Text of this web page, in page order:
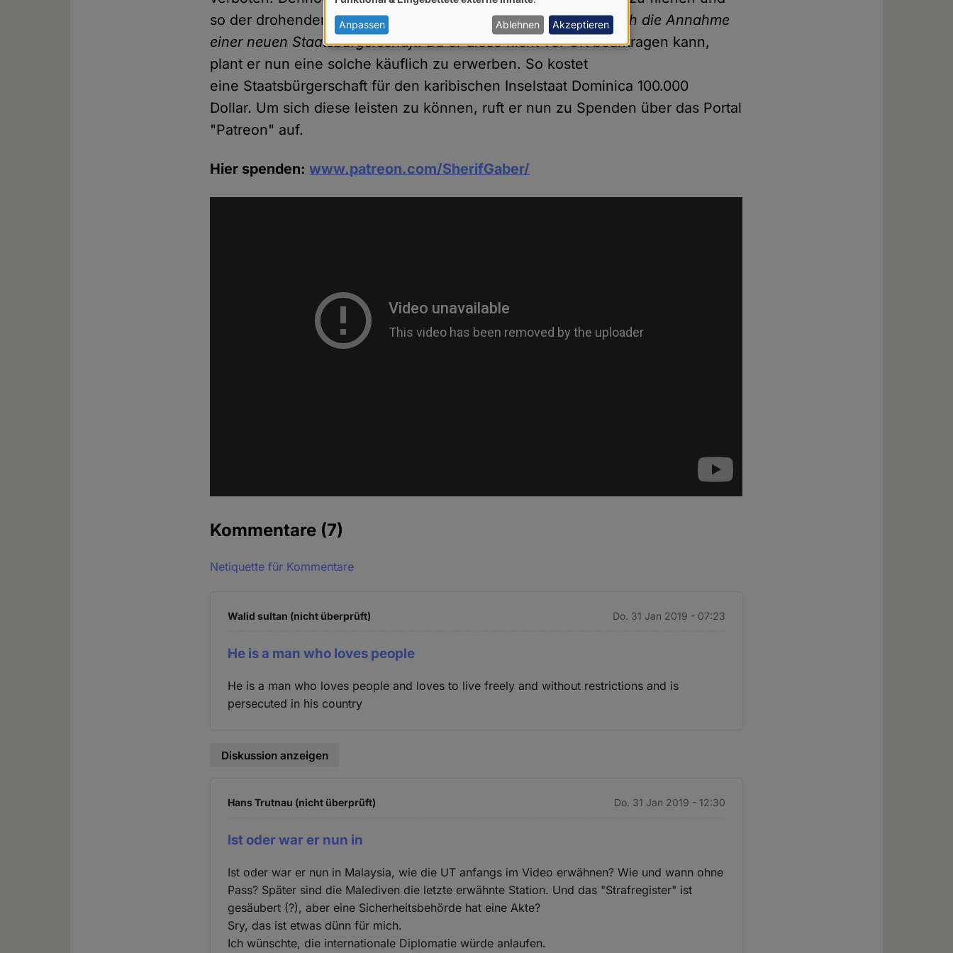
so der drohenden Gefängnisstrafe zu entgehen –nämlich durch die Annahme
einer neuen Staatsbürgerschaft. Da er diese nicht vor Ort beantragen kann,
plant er nun eine solche käuflich zu erwerben. So kostet
eine Staatsbürgerschaft für den karibischen Inselstaat Dominica 100.000
Dollar. Um sich diese leisten zu können, ruft er nun zu Spenden über das Portal
"Patreon" auf.
Hier spenden:www.patreon.com/SherifGaber/
Kommentare (7)
Netiquette für Kommentare
Walid sultan (nicht überprüft) Do. 31 Jan 2019 - 07:23
He is a man who loves people
He is a man who loves people and loves to live freely and without restrictions and is
persecuted in his country
Diskussion anzeigen
Hans Trutnau (nicht überprüft) Do. 31 Jan 2019 - 12:30
Ist oder war er nun in
Ist oder war er nun in Malaysia, wie die UT anfangs im Video erwähnen? Wie und wann ohne
Pass? Später sind die Malediven die letzte erwähnte Station. Und das "Strafregister" ist
gesäubert (?), aber eine Sicherheitsbehörde hat eine Akte?
Sry, das ist etwas dünn für mich.
Ich wünschte, die internationale Diplomatie würde anlaufen.
von
personenbezogenen
Daten
und
Cookies
Anpassen Ablehnen Akzeptieren